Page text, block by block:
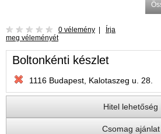
0 vélemény
Írja
meg véleményét
Boltonkénti készlet
1116 Budapest, Kalotaszeg u. 28.
Hitel lehetőség
Csomag ajánlat